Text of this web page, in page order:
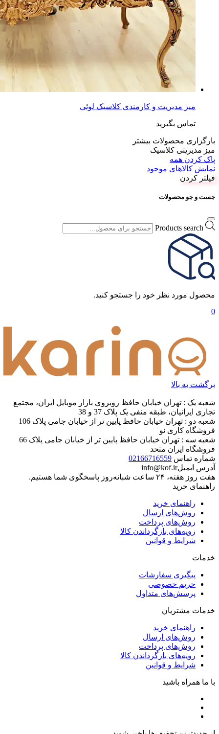
میز مدیریت و کارمندی کلاسیک لوئی
تماس بگیرید
بارگزاری محصولات بیشتر
میز مدیریتی کلاسیک
پاک کردن همه
نمایش کالاهای موجود
فیلتر کردن
جست و جو محصولات
Products search
محصول مورد نظر خود را جستجو کنید.
0
برگشت به بالا
شعبه یک : تهران خیابان حافظ روبروی بازار موبایل ایران، مجتمع
تجاری ایرانیان، طبقه منفی یک پلاک 37 و 38
شعبه دو : تهران خیابان حافظ پایین تر از خیابان جامی پلاک 106
فروشگاه کاری نو
شعبه سه : تهران خیابان حافظ پایین تر از خیابان جامی پلاک 66
فروشگاه ایران متحد
شماره تماس 02166716559
آدرس ایمیلinfo@kof.ir
هفت روز هفته، ۲۴ ساعت شبانه‌روز پاسخگوی شما هستیم.
راهنمای خرید
راهنمای خرید
روش‌های ارسال
روش‌های پرداخت
رویه‌های بازگرداندن کالا
شرایط و قوانین
خدمات
پیگیری سفارشات
حریم خصوصی
پرسش‌های متداول
خدمات مشتریان
راهنمای خرید
روش‌های ارسال
روش‌های پرداخت
رویه‌های بازگرداندن کالا
شرایط و قوانین
با ما همراه باشید